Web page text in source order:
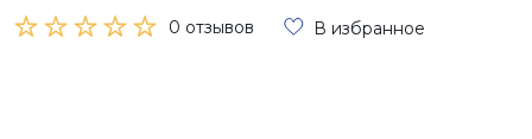
0 отзывов В избранное